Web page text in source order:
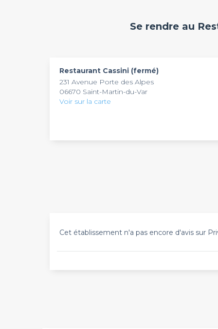
professionnels un large choix de salles à
Se rendre au
Restaurant Cassini (fermé)
231 Avenue Porte des Alpes
06670 Saint-Martin-du-Var
Voir sur la carte
Cet établissement n'a pas encore d'avis sur